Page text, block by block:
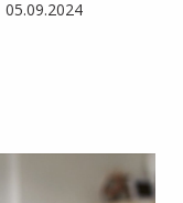
05.09.2024